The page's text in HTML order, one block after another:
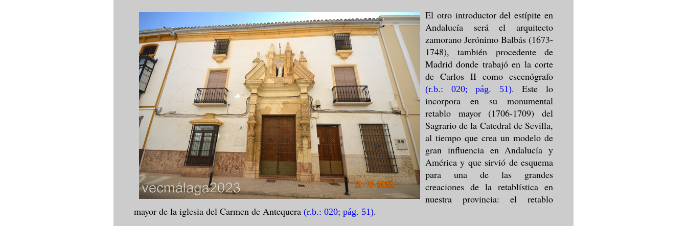
El otro introductor del estípite en
Andalucía será el arquitecto
zamorano Jerónimo Balbás (1673-
1748), también procedente de
Madrid donde trabajó en la corte
de Carlos II como escenógrafo
(r.b.: 020; pág. 51). Este lo
incorpora en su monumental
retablo mayor (1706-1709) del
Sagrario de la Catedral de Sevilla,
al tiempo que crea un modelo de
gran influencia en Andalucía y
América y que sirvió de esquema
para una de las grandes
creaciones de la retablística en
nuestra provincia: el retablo
mayor de la iglesia del Carmen de Antequera (r.b.: 020; pág. 51).